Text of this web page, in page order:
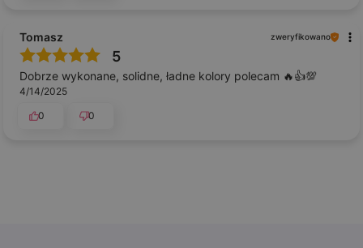
Tomasz zweryfikowano
5
Dobrze wykonane, solidne, ładne kolory polecam 🔥👍️💯
4/14/2025
0
0